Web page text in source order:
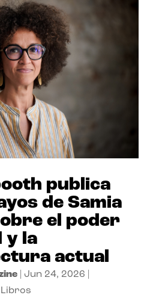
publica
de Samia
el poder
y la
actual
| Jun 24, 2026
Libros